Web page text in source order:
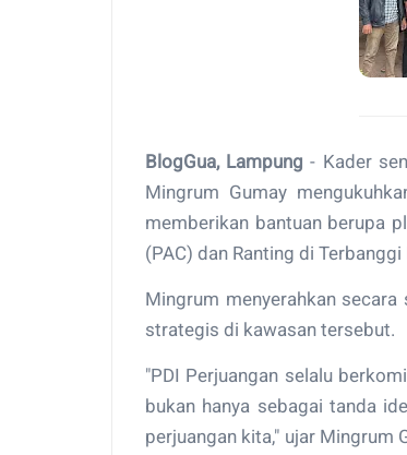
BlogGua, Lampung - Kader
Mingrum Gumay
memberikan bantuan berupa
(PAC) dan Ranting di
Mingrum menyerahkan
strategis di kawasan tersebut.
"PDI Perjuangan selalu
bukan hanya sebagai tanda
perjuangan kita," ujar Mingrum